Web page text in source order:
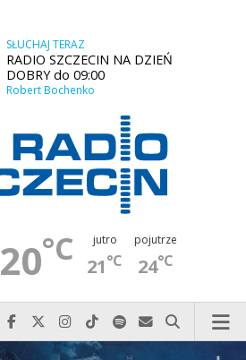
SŁUCHAJ TERAZ
RADIO SZCZECIN NA DZIEŃ
DOBRY do 09:00
Robert Bochenko
20°C jutro
21°C
pojutrze
24°C
Najlepiej po prostu do nas zadzwoń
Odwiedź nas na Facebook-u
Odwiedź nas na X
Odwiedź nas na Instagram-ie
Odwiedź nas na TikTok-u
Szukaj nas na Spotify
Wyślij do nas
Szukaj